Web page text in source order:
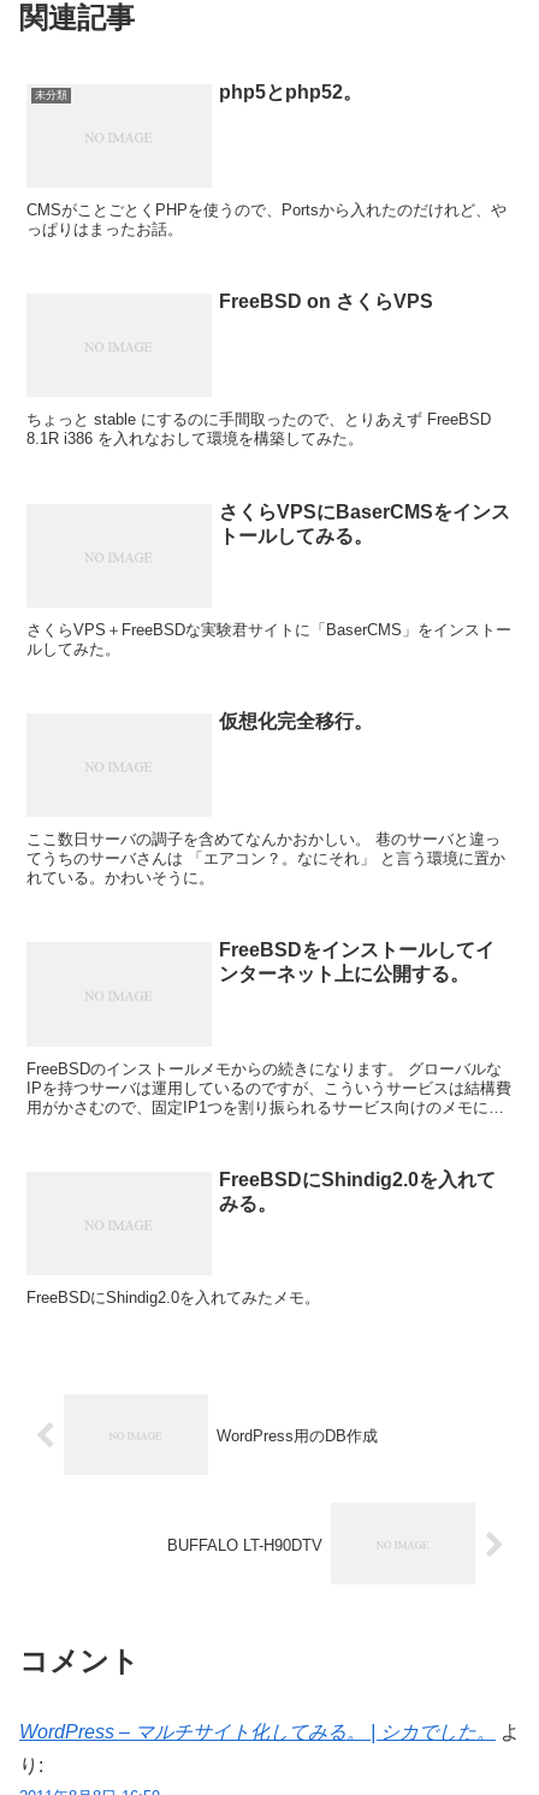
関連記事
未分類 php5とphp52。
CMSがことごとくPHPを使うので、Portsから入れたのだけれど、や
っぱりはまったお話。
FreeBSD on さくらVPS
ちょっと stable にするのに手間取ったので、とりあえず FreeBSD
8.1R i386 を入れなおして環境を構築してみた。
さくらVPSにBaserCMSをインス
トールしてみる。
さくらVPS＋FreeBSDな実験君サイトに「BaserCMS」をインストー
ルしてみた。
仮想化完全移行。
ここ数日サーバの調子を含めてなんかおかしい。 巷のサーバと違っ
てうちのサーバさんは 「エアコン？。なにそれ」 と言う環境に置か
れている。かわいそうに。
FreeBSDをインストールしてイ
ンターネット上に公開する。
FreeBSDのインストールメモからの続きになります。 グローバルな
IPを持つサーバは運用しているのですが、こういうサービスは結構費
用がかさむので、固定IP1つを割り振られるサービス向けのメモにな
FreeBSDにShindig2.0を入れて
みる。
FreeBSDにShindig2.0を入れてみたメモ。
WordPress用のDB作成
BUFFALO LT-H90DTV
コメント
WordPress – マルチサイト化してみる。 | シカでした。
よ
り: